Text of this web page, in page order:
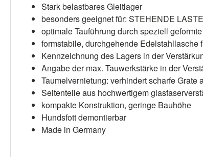
Stark belastbares Gleitlager
besonders geeignet für: STEHENDE
optimale Tauführung durch speziell
formstabile, durchgehende Edelstahllasche
Kennzeichnung des Lagers in der
Angabe der max. Tauwerkstärke in der
Taumelvernietung: verhindert scharfe Grate
Seitenteile aus hochwertigem
kompakte Konstruktion, geringe Bauhöhe
Hundsfott demontierbar
Made in Germany